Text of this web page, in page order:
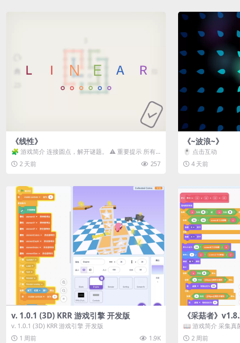
《线性》
🧩 游戏简介 连接圆点，解开谜题。 ⚠️ 重要提示 所有
关卡均可通关，请确保使用...
2 天前 257
《~波浪~》
🖱️ 点击互动
4 天前
v. 1.0.1 (3D) KRR 游戏引擎 开发版
v. 1.0.1 (3D) KRR 游戏引擎 开发版
1 周前
1.9K
《采菇者》
📖 游戏简介 采集真
域探索。 这是一款静
2 周前